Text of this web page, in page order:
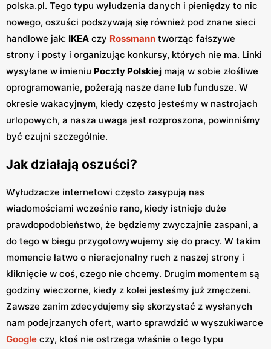
polska.pl. Tego typu wyłudzenia danych i pieniędzy to nic
nowego, oszuści podszywają się również pod znane sieci
handlowe jak: IKEA czy Rossmann tworząc fałszywe
strony i posty i organizując konkursy, których nie ma. Linki
wysyłane w imieniu Poczty Polskiej mają w sobie złośliwe
oprogramowanie, pożerają nasze dane lub fundusze. W
okresie wakacyjnym, kiedy często jesteśmy w nastrojach
urlopowych, a nasza uwaga jest rozproszona, powinniśmy
być czujni szczególnie.
Jak działają oszuści?
Wyłudzacze internetowi często zasypują nas
wiadomościami wcześnie rano, kiedy istnieje duże
prawdopodobieństwo, że będziemy zwyczajnie zaspani, a
do tego w biegu przygotowywujemy się do pracy. W takim
momencie łatwo o nieracjonalny ruch z naszej strony i
kliknięcie w coś, czego nie chcemy. Drugim momentem są
godziny wieczorne, kiedy z kolei jesteśmy już zmęczeni.
Zawsze zanim zdecydujemy się skorzystać z wysłanych
nam podejrzanych ofert, warto sprawdzić w wyszukiwarce
Google czy, ktoś nie ostrzega właśnie o tego typu